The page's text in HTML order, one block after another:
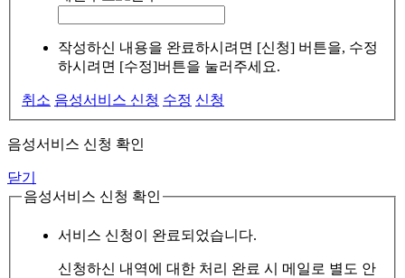
작성하신 내용을 완료하시려면 [신청] 버튼을, 수정
하시려면 [수정]버튼을 눌러주세요.
취소 음성서비스 신청 수정 신청
음성서비스 신청 확인
닫기
음성서비스 신청 확인
서비스 신청이 완료되었습니다.
신청하신 내역에 대한 처리 완료 시 메일로 별도 안